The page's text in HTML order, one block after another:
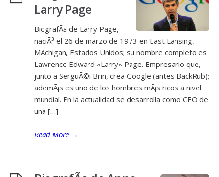
Larry Page
BiografÃ­a de Larry Page,
naciÃ³ el 26 de marzo de 1973 en East Lansing,
MÃ­chigan, Estados Unidos; su nombre completo es
Lawrence Edward «Larry» Page. Empresario que,
junto a SerguÃ©i Brin, crea Google (antes BackRub);
ademÃ¡s es uno de los hombres mÃ¡s ricos a nivel
mundial. En la actualidad se desarrolla como CEO de
una […]
Read More →